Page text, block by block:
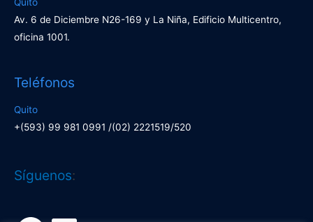
Av. 6 de Diciembre N26-169 y La Niña, Edificio Multicentro,
oficina 1001.
Teléfonos
Quito
+(593) 99 981 0991 /(02) 2221519/520
Síguenos:
Facebook
LinkedIn